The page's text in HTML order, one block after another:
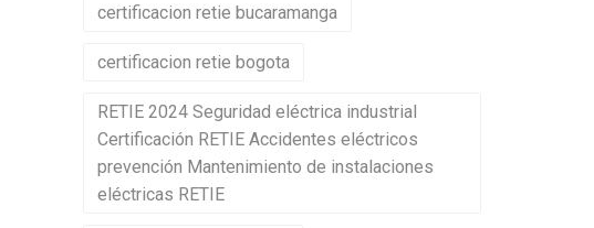
certificacion retie bucaramanga
certificacion retie bogota
RETIE 2024 Seguridad eléctrica industrial
Certificación RETIE Accidentes eléctricos
prevención Mantenimiento de instalaciones
eléctricas RETIE